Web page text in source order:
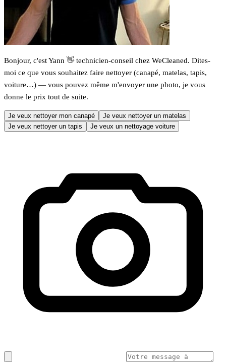
Bonjour, c'est Yann 👋 technicien-conseil chez WeCleaned. Dites-
moi ce que vous souhaitez faire nettoyer (canapé, matelas, tapis,
voiture…) — vous pouvez même m'envoyer une photo, je vous
donne le prix tout de suite.
Je veux nettoyer mon canapé
Je veux nettoyer un matelas
Je veux nettoyer un tapis
Je veux un nettoyage voiture